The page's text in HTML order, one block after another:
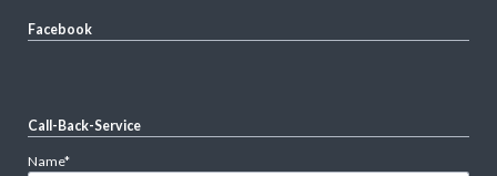
Facebook
Call-Back-Service
Pflichtfeld
Name*